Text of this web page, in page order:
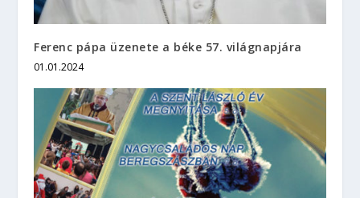
Ferenc pápa üzenete a béke 57. világnapjára
01.01.2024